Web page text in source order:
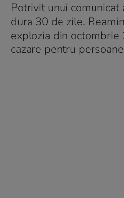
Potrivit unui
dura 30 de zile.
explozia din octombrie
cazare pentru